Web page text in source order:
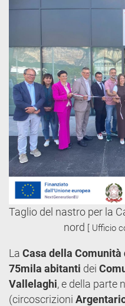
Taglio del nastro per la
nord [ Ufficio
La Casa della Comunità
75mila abitanti dei
Vallelaghi, e della parte
(circoscrizioni